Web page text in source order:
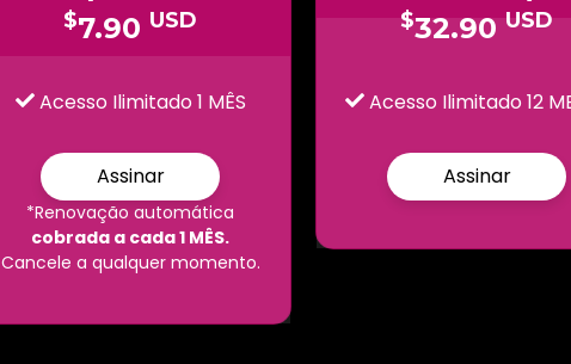
$7.90 USD
Acesso Ilimitado 1 MÊS
Assinar
*Renovação automática
cobrada a cada 1 MÊS.
Cancele a qualquer momento.
$32.90USD
Acesso Ilimitado 12
Assinar